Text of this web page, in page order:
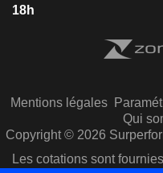
18h
Mentions légales
Qui
Copyright © 2026
Les cotations sont